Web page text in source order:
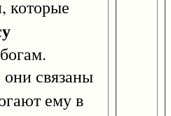
которые
связаны
ему в